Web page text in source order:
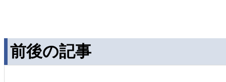
前後の記事